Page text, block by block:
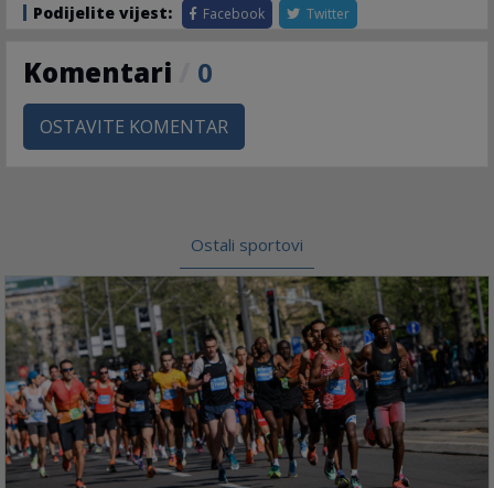
Podijelite vijest: Facebook Twitter
Komentari 0
OSTAVITE KOMENTAR
Ostali sportovi